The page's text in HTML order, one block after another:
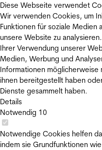
Diese Webseite verwendet
Wir verwenden Cookies, um
Funktionen für soziale Medien
unsere Website zu
Ihrer Verwendung unserer
Medien, Werbung und
Informationen möglicherweise
ihnen bereitgestellt haben
Dienste gesammelt haben.
Details
Notwendig 10
Notwendige Cookies helfen
indem sie Grundfunktionen